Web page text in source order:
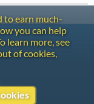
to earn much-
you can help
learn more, see
of cookies,